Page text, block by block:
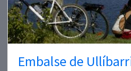
Embalse de